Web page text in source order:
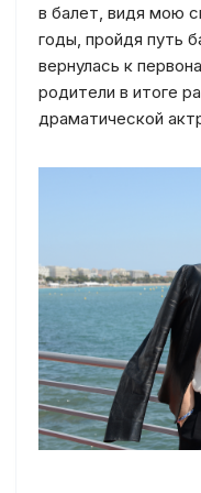
в балет, видя мою
годы, пройдя путь
вернулась к
родители в итоге
драматической